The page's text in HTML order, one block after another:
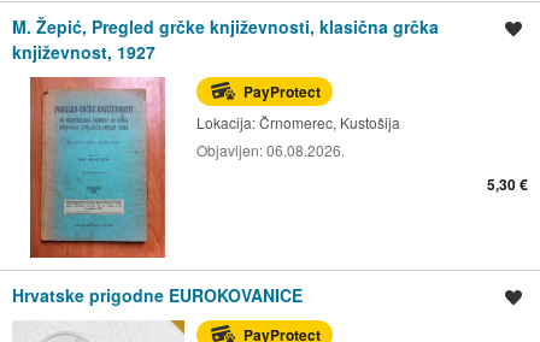
M. Žepić, Pregled grčke književnosti, klasična grčka
književnost, 1927
PayProtect
Lokacija:Črnomerec, Kustošija
Objavljen:06.08.2026.
5,30 €
Hrvatske prigodne EUROKOVANICE
PayProtect